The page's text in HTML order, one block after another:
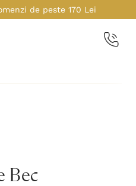
de peste 170 Lei
Bec